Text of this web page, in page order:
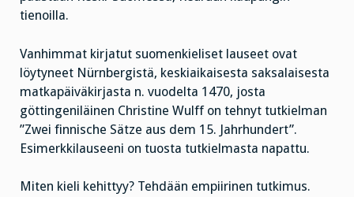
tienoilla.
Vanhimmat kirjatut suomenkieliset lauseet ovat
löytyneet Nürnbergistä, keskiaikaisesta saksalaisesta
matkapäiväkirjasta n. vuodelta 1470, josta
göttingeniläinen Christine Wulff on tehnyt tutkielman
”Zwei finnische Sätze aus dem 15. Jahrhundert”.
Esimerkkilauseeni on tuosta tutkielmasta napattu.
Miten kieli kehittyy? Tehdään empiirinen tutkimus.